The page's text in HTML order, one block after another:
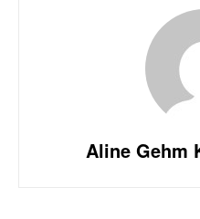
Aline Gehm